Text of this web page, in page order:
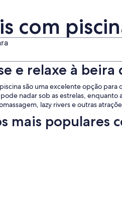
com
e relaxe à beira
são uma excelente opção
nadar sob as estrelas,
lazy rivers e outras
mais populares